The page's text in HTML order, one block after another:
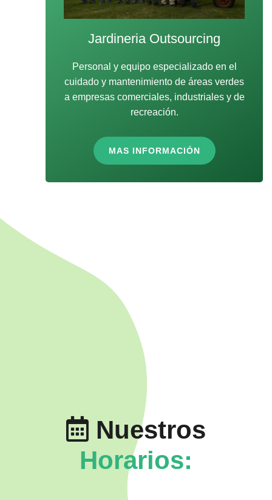
Jardineria Outsourcing
Personal y equipo especializado en el
cuidado y mantenimiento de áreas verdes
a empresas comerciales, industriales y de
recreación.
MAS INFORMACIÓN
Nuestros
Horarios: